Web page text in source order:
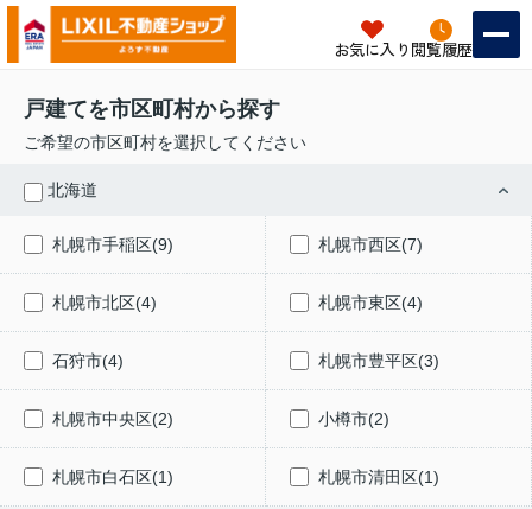
お気に入り 閲覧履歴
戸建てを市区町村から探す
ご希望の市区町村を選択してください
北海道
札幌市手稲区(9) 札幌市西区(7)
札幌市北区(4) 札幌市東区(4)
石狩市(4) 札幌市豊平区(3)
札幌市中央区(2) 小樽市(2)
札幌市白石区(1) 札幌市清田区(1)